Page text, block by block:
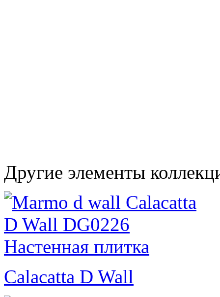
Другие элементы
Calacatta D Wall